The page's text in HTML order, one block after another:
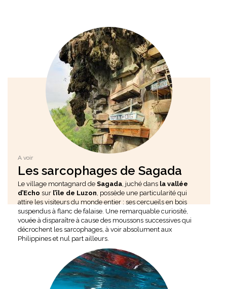
A voir
Les sarcophages de Sagada
Le village montagnard de Sagada, juché dans la vallée
d’Echo sur l’île de Luzon, possède une particularité qui
attire les visiteurs du monde entier : ses cercueils en bois
suspendus à flanc de falaise. Une remarquable curiosité,
vouée à disparaître à cause des moussons successives qui
décrochent les sarcophages, à voir absolument aux
Philippines et nul part ailleurs.